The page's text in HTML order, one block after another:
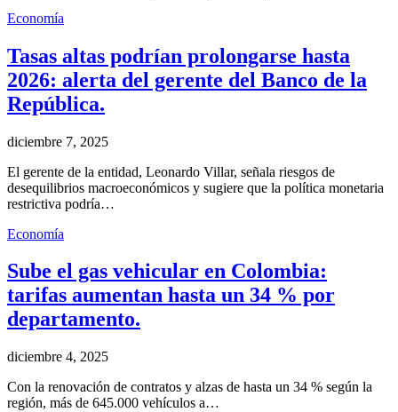
Economía
Tasas altas podrían prolongarse hasta
2026: alerta del gerente del Banco de la
República.
diciembre 7, 2025
El gerente de la entidad, Leonardo Villar, señala riesgos de
desequilibrios macroeconómicos y sugiere que la política monetaria
restrictiva podría…
Economía
Sube el gas vehicular en Colombia:
tarifas aumentan hasta un 34 % por
departamento.
diciembre 4, 2025
Con la renovación de contratos y alzas de hasta un 34 % según la
región, más de 645.000 vehículos a…